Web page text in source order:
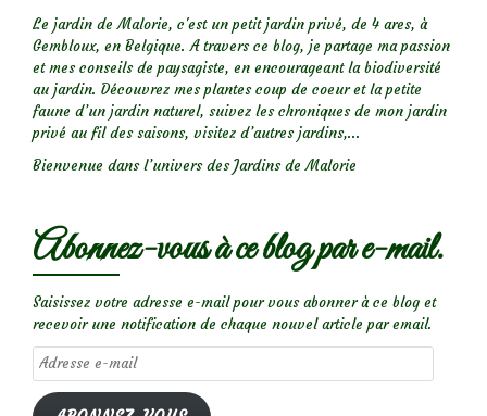
Le jardin de Malorie, c'est un petit jardin privé, de 4 ares, à
Gembloux, en Belgique. A travers ce blog, je partage ma passion
et mes conseils de paysagiste, en encourageant la biodiversité
au jardin. Découvrez mes plantes coup de coeur et la petite
faune d’un jardin naturel, suivez les chroniques de mon jardin
privé au fil des saisons, visitez d’autres jardins,...
Bienvenue dans l’univers des Jardins de Malorie
Abonnez-vous à ce blog par e-mail.
Saisissez votre adresse e-mail pour vous abonner à ce blog et
recevoir une notification de chaque nouvel article par email.
Adresse
e-
mail